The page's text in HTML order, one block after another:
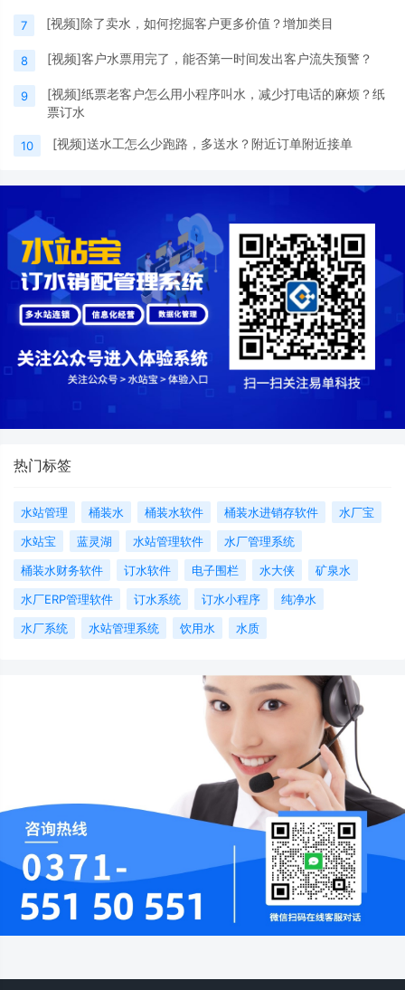
7 [视频]除了卖水，如何挖掘客户更多价值？增加类目
8 [视频]客户水票用完了，能否第一时间发出客户流失预警？
9
[视频]纸票老客户怎么用小程序叫水，减少打电话的麻烦？纸
票订水
10 [视频]送水工怎么少跑路，多送水？附近订单附近接单
热门标签
水站管理 桶装水 桶装水软件 桶装水进销存软件
水厂宝
水站宝
蓝灵湖 水站管理软件
水厂管理系统
桶装水财务软件
订水软件 电子围栏 水大侠
矿泉水
水厂ERP管理软件
订水系统 订水小程序
纯净水
水厂系统
水站管理系统 饮用水 水质